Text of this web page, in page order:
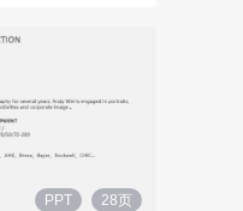
PPT 28页